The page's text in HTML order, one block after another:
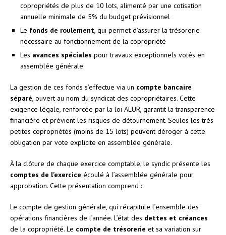
copropriétés de plus de 10 lots, alimenté par une cotisation
annuelle minimale de 5% du budget prévisionnel
Le fonds de roulement , qui permet d’assurer la trésorerie
nécessaire au fonctionnement de la copropriété
Les avances spéciales pour travaux exceptionnels votés en
assemblée générale
La gestion de ces fonds s’effectue via un compte bancaire
séparé , ouvert au nom du syndicat des copropriétaires. Cette
exigence légale, renforcée par la loi ALUR, garantit la transparence
financière et prévient les risques de détournement. Seules les très
petites copropriétés (moins de 15 lots) peuvent déroger à cette
obligation par vote explicite en assemblée générale.
À la clôture de chaque exercice comptable, le syndic présente les
comptes de l’exercice écoulé à l’assemblée générale pour
approbation. Cette présentation comprend :
Le compte de gestion générale, qui récapitule l’ensemble des
opérations financières de l’année. L’état des dettes et créances
de la copropriété. Le compte de trésorerie et sa variation sur